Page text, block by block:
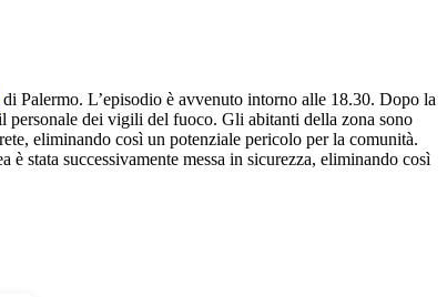
di Palermo. L’episodio è avvenuto intorno alle 18.30. Dopo la
personale dei vigili del fuoco. Gli abitanti della zona sono
eliminando così un potenziale pericolo per la comunità.
stata successivamente messa in sicurezza, eliminando così